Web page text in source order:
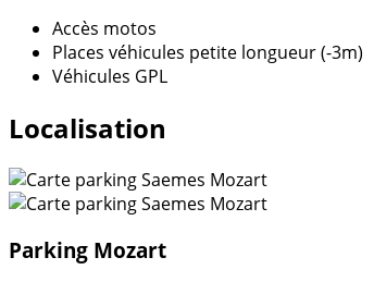
Accès motos
Places véhicules petite longueur (-3m)
Véhicules GPL
Localisation
Parking Mozart